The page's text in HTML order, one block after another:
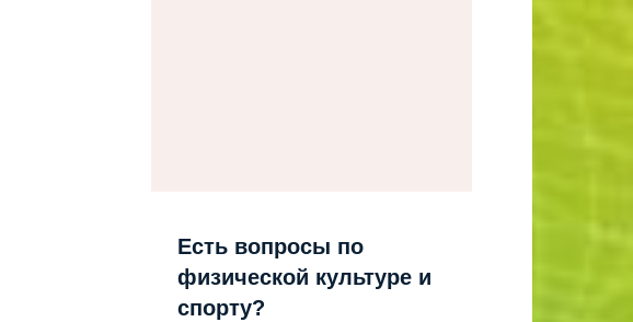
Есть вопросы по
физической культуре и
спорту?